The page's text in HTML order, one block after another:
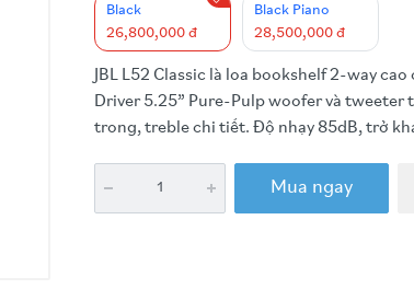
Black
26,800,000 đ
Black Piano
28,500,000 đ
JBL L52 Classic là loa bookshelf 2-way
Driver 5.25” Pure-Pulp woofer và tweeter
trong, treble chi tiết. Độ nhạy 85dB, trở
Mua ngay